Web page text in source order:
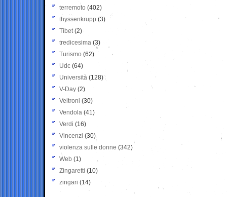
terremoto (402)
thyssenkrupp (3)
Tibet(2)
tredicesima (3)
Turismo (62)
Udc (64)
Università (128)
V-Day (2)
Veltroni (30)
Vendola (41)
Verdi (16)
Vincenzi (30)
violenza sulle donne (342)
Web (1)
Zingaretti (10)
zingari (14)